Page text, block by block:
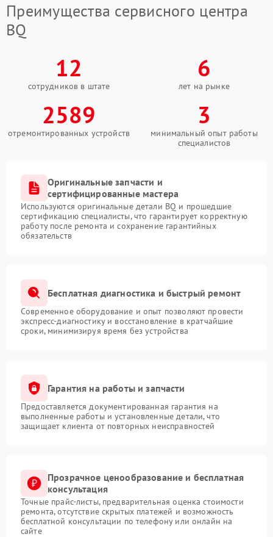
Преимущества сервисного центра
BQ
12
сотрудников в штате
6
лет на рынке
2589
отремонтированных устройств
3
минимальный опыт работы
специалистов
Оригинальные запчасти и
сертифицированные мастера
Используются оригинальные детали BQ и прошедшие
сертификацию специалисты, что гарантирует корректную
работу после ремонта и сохранение гарантийных
обязательств
Бесплатная диагностика и быстрый ремонт
Современное оборудование и опыт позволяют провести
экспресс-диагностику и восстановление в кратчайшие
сроки, минимизируя время без устройства
Гарантия на работы и запчасти
Предоставляется документированная гарантия на
выполненные работы и установленные детали, что
защищает клиента от повторных неисправностей
Прозрачное ценообразование и бесплатная
консультация
Точные прайс-листы, предварительная оценка стоимости
ремонта, отсутствие скрытых платежей и возможность
бесплатной консультации по телефону или онлайн на
сайте